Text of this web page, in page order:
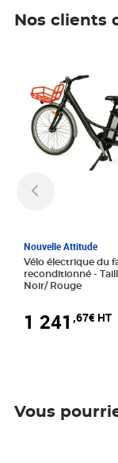
Nos clients
Nouvelle Attitude
Vélo électrique du
reconditionné - Taille normale -
Noir/ Rouge
1 241 ,67€ HT
Vous